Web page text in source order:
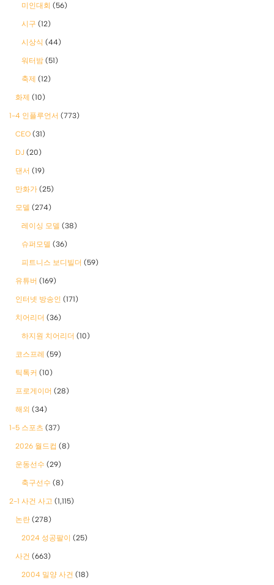
미인대회 (56)
시구 (12)
시상식 (44)
워터밤 (51)
축제 (12)
화제 (10)
1-4 인플루언서 (773)
CEO (31)
DJ (20)
댄서 (19)
만화가 (25)
모델 (274)
레이싱 모델 (38)
슈퍼모델 (36)
피트니스 보디빌더 (59)
유튜버 (169)
인터넷 방송인 (171)
치어리더 (36)
하지원 치어리더 (10)
코스프레 (59)
틱톡커 (10)
프로게이머 (28)
해외 (34)
1-5 스포츠 (37)
2026 월드컵 (8)
운동선수 (29)
축구선수 (8)
2-1 사건 사고 (1,115)
논란 (278)
2024 성공팔이 (25)
사건 (663)
2004 밀양 사건 (18)